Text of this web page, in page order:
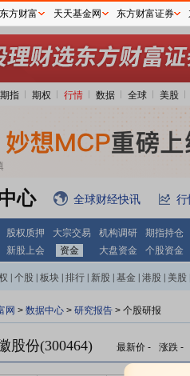
期指 期权 行情 数据 全球 美股
心 全球财经快讯 行
股权质押 大宗交易 机构调研 期指持仓
新股上会 资金 大盘资金 个股资金
个股 板块 排行 新股 基金 港股 美股
网 > 数据中心 > 研究报告 > 个股研报
股份(300464) 最新价 - 涨跌 -
东方财富 天天基金网 东方财富证券